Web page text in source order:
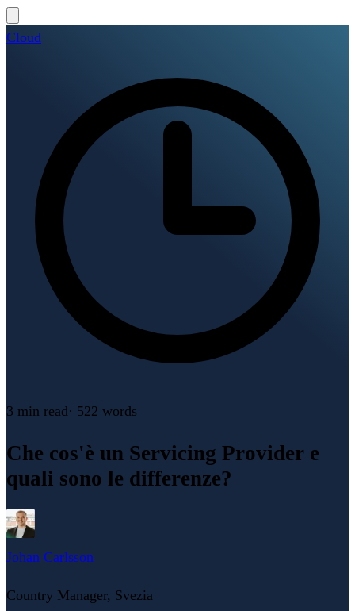
Cloud
3 min read· 522 words
Che cos'è un Servicing Provider e
quali sono le differenze?
Johan Carlsson
Country Manager, Svezia